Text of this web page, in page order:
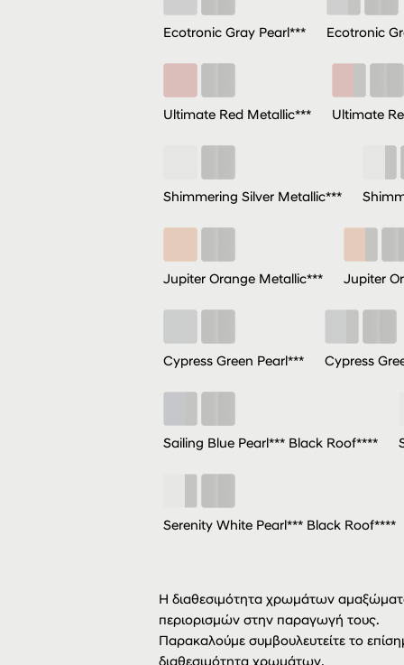
Ecotronic Gray Pearl*** Ecotronic
Ultimate Red Metallic*** Ultimate
Shimmering Silver Metallic***
Jupiter Orange Metallic*** Jupiter
Cypress Green Pearl*** Cypress
Sailing Blue Pearl*** Black Roof****
Serenity White Pearl*** Black Roof****
Η διαθεσιμότητα χρωμάτων
περιορισμών στην παραγωγή τους.
Παρακαλούμε συμβουλευτείτε το